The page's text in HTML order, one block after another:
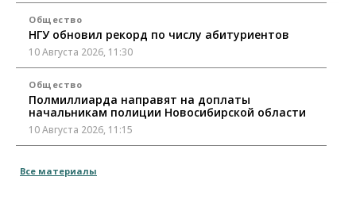
Общество
НГУ обновил рекорд по числу абитуриентов
10 Августа 2026, 11:30
Общество
Полмиллиарда направят на доплаты
начальникам полиции Новосибирской области
10 Августа 2026, 11:15
ПСБ нарастил объемы факторинга МСБ в
Все материалы